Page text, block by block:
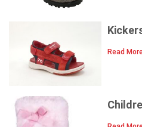
Read